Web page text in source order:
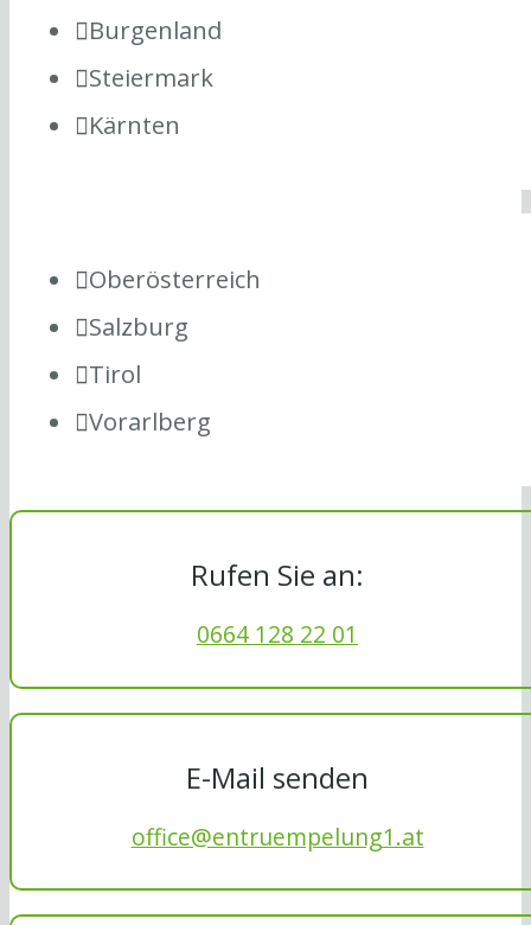
Burgenland
Steiermark
Kärnten
Oberösterreich
Salzburg
Tirol
Vorarlberg
Rufen Sie an:
0664 128 22 01
E-Mail senden
office@entruempelung1.at